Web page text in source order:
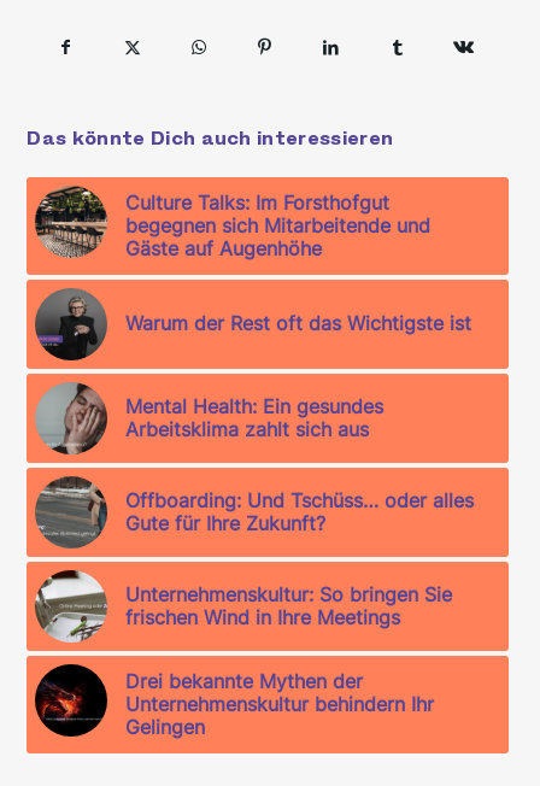
Das könnte Dich auch interessieren
Culture Talks: Im Forsthofgut
begegnen sich Mitarbeitende und
Gäste auf Augenhöhe
Warum der Rest oft das Wichtigste ist
Mental Health: Ein gesundes
Arbeitsklima zahlt sich aus
Offboarding: Und Tschüss… oder alles
Gute für Ihre Zukunft?
Unternehmenskultur: So bringen Sie
frischen Wind in Ihre Meetings
Drei bekannte Mythen der
Unternehmenskultur behindern Ihr
Gelingen